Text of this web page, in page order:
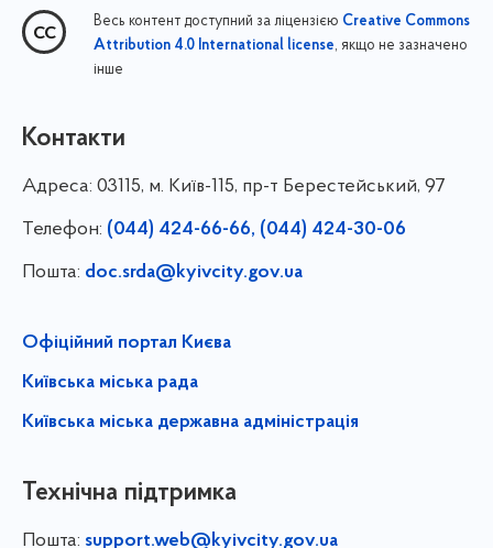
Весь контент доступний за ліцензією Creative Commons
Attribution 4.0 International license, якщо не зазначено
інше
Контакти
Адреса: 03115, м. Київ-115, пр-т Берестейський, 97
Телефон: (044) 424-66-66, (044) 424-30-06
Пошта: doc.srda@kyivcity.gov.ua
Офіційний портал Києва
Київська міська рада
Київська міська державна адміністрація
Технічна підтримка
Пошта: support.web@kyivcity.gov.ua